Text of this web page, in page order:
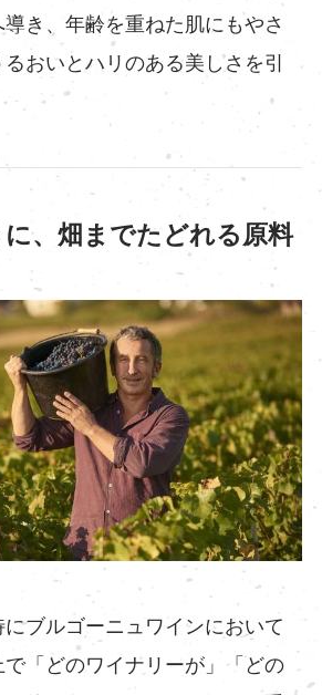
き、年齢を重ねた肌にもやさ
おいとハリのある美しさを引
、畑までたどれる原料
ブルゴーニュワインにおいて
「どのワイナリーが」「どの